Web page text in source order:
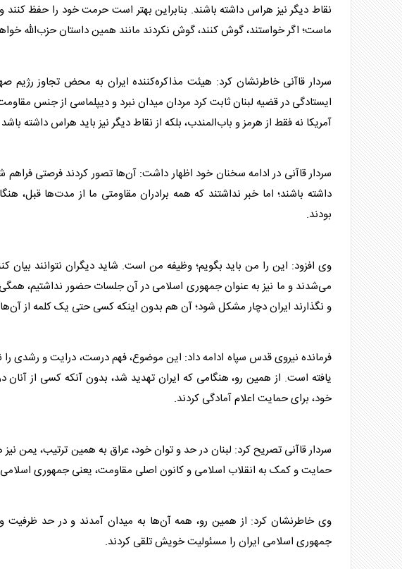
نقاط دیگر نیز هراس داشته باشند. بنابراین بهتر است حرمت خود را حفظ کنند
ماست؛ اگر خواستند، گوش کنند، گوش نکردند مانند همین داستان حزب‌الله
سردار قاآنی خاطرنشان کرد: هیئت مذاکره‌کننده ایران به محض تجاوز رژیم
ایستادگی در قضیه لبنان ثابت کرد مردان میدان نبرد و دیپلماسی از جنس
آمریکا نه فقط از هرمز و باب‌المندب، بلکه از نقاط دیگر نیز باید هراس داشته باشد
سردار قاآنی در ادامه سخنان خود اظهار داشت: آن‌ها تصور کردند فرصتی
داشته باشند؛ اما خبر نداشتند که همه برادران مقاومتی ما از مدت‌ها
بودند.
وی افزود: این را من باید بگویم؛ وظیفه من است. شاید دیگران نتوانند بیان
می‌شدند و ما نیز به عنوان جمهوری اسلامی در آن جلسات حضور نداشتیم، همگی
و نگذارند ایران دچار مشکل شود؛ آن هم بدون اینکه کسی حتی یک کلمه از
فرمانده نیروی قدس سپاه ادامه داد: این موضوع، فهم درست، درایت و
یافته است. از همین رو، هنگامی که ایران تهدید شد، بدون آنکه کسی از
خود، برای حمایت اعلام آمادگی کردند.
سردار قاآنی تصریح کرد: لبنان در حد و توان خود، عراق به همین ترتیب، یمن
حمایت و کمک به انقلاب اسلامی و کانون اصلی مقاومت، یعنی جمهوری اسلامی
وی خاطرنشان کرد: از همین رو، همه آن‌ها به میدان آمدند و در حد ظرفیت
جمهوری اسلامی ایران را مسئولیت خویش تلقی کردند.